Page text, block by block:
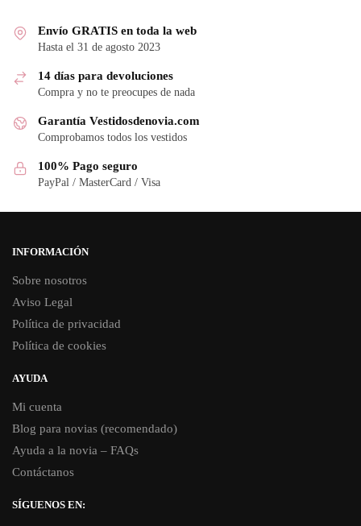
Envío GRATIS en toda la web
Hasta el 31 de agosto 2023
14 días para devoluciones
Compra y no te preocupes de nada
Garantía Vestidosdenovia.com
Comprobamos todos los vestidos
100% Pago seguro
PayPal / MasterCard / Visa
INFORMACIÓN
Sobre nosotros
Aviso Legal
Política de privacidad
Política de cookies
AYUDA
Mi cuenta
Blog para novias (recomendado)
Ayuda a la novia – FAQs
Contáctanos
SÍGUENOS EN: